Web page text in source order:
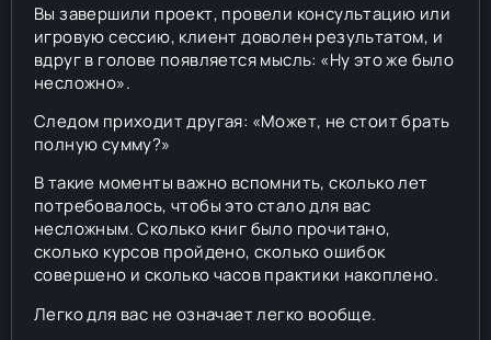
Вы завершили проект, провели консультацию или
игровую сессию, клиент доволен результатом, и
вдруг в голове появляется мысль: «Ну это же было
несложно».
Следом приходит другая: «Может, не стоит брать
полную сумму?»
В такие моменты важно вспомнить, сколько лет
потребовалось, чтобы это стало для вас
несложным. Сколько книг было прочитано,
сколько курсов пройдено, сколько ошибок
совершено и сколько часов практики накоплено.
Легко для вас не означает легко вообще.